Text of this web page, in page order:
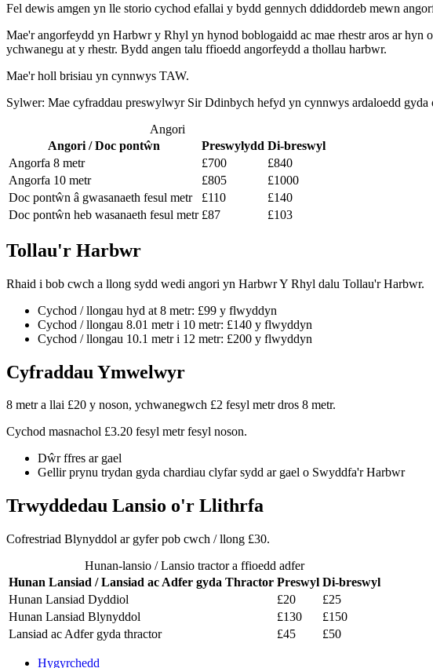
Fel dewis amgen yn lle storio cychod efallai y bydd gennych ddiddordeb mewn
Mae'r angorfeydd yn Harbwr y Rhyl yn hynod boblogaidd ac mae rhestr aros ar hyn
ychwanegu at y rhestr. Bydd angen talu ffioedd angorfeydd a thollau harbwr.
Mae'r holl brisiau yn cynnwys TAW.
Sylwer: Mae cyfraddau preswylwyr Sir Ddinbych hefyd yn cynnwys ardaloedd gyda
Angori
Angori / Doc pontŵn
Preswylydd Di-breswyl
Angorfa 8 metr
£700
£840
Angorfa 10 metr
£805
£1000
Doc pontŵn â gwasanaeth fesul metr
£110
£140
Doc pontŵn heb wasanaeth fesul metr £87 £103
Tollau'r Harbwr
Rhaid i bob cwch a llong sydd wedi angori yn Harbwr Y Rhyl dalu Tollau'r Harbwr.
Cychod / llongau hyd at 8 metr: £99 y flwyddyn
Cychod / llongau 8.01 metr i 10 metr: £140 y flwyddyn
Cychod / llongau 10.1 metr i 12 metr: £200 y flwyddyn
Cyfraddau Ymwelwyr
8 metr a llai £20 y noson, ychwanegwch £2 fesyl metr dros 8 metr.
Cychod masnachol £3.20 fesyl metr fesyl noson.
Dŵr ffres ar gael
Gellir prynu trydan gyda chardiau clyfar sydd ar gael o Swyddfa'r Harbwr
Trwyddedau Lansio o'r Llithrfa
Cofrestriad Blynyddol ar gyfer pob cwch / llong £30.
Hunan-lansio / Lansio tractor a ffioedd adfer
Hunan Lansiad / Lansiad ac Adfer gyda Thractor Preswyl Di-breswyl
Hunan Lansiad Dyddiol
£20
£25
Hunan Lansiad Blynyddol
£130
£150
Lansiad ac Adfer gyda thractor
£45 £50
Hygyrchedd